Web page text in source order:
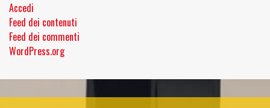
Accedi
Feed dei contenuti
Feed dei commenti
WordPress.org